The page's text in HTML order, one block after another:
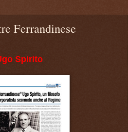
Ferrandinese
Spirito